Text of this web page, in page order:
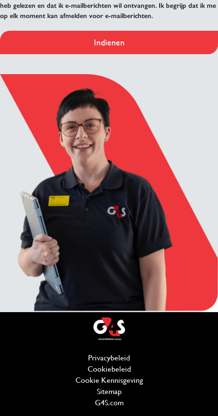
heb gelezen en dat ik e-mailberichten wil ontvangen. Ik begrijp dat ik me
op elk moment kan afmelden voor e-mailberichten.
Indienen
Privacybeleid
Cookiebeleid(wordt in een nieuw
Cookie Kennisgeving
Sitemap
G4S.com(wordt in een nieuw venster